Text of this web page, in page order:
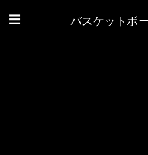
☰ バスケットボ